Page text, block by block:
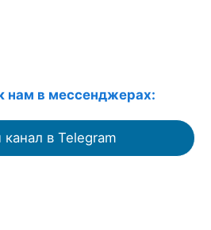
нам в мессенджерах:
в Telegram